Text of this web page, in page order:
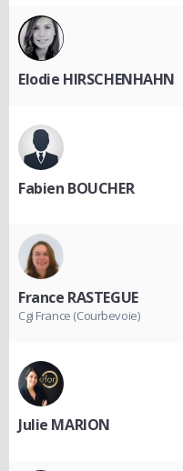
Elodie HIRSCHENHAHN
Fabien BOUCHER
France RASTEGUE
Cgi France (Courbevoie)
Julie MARION